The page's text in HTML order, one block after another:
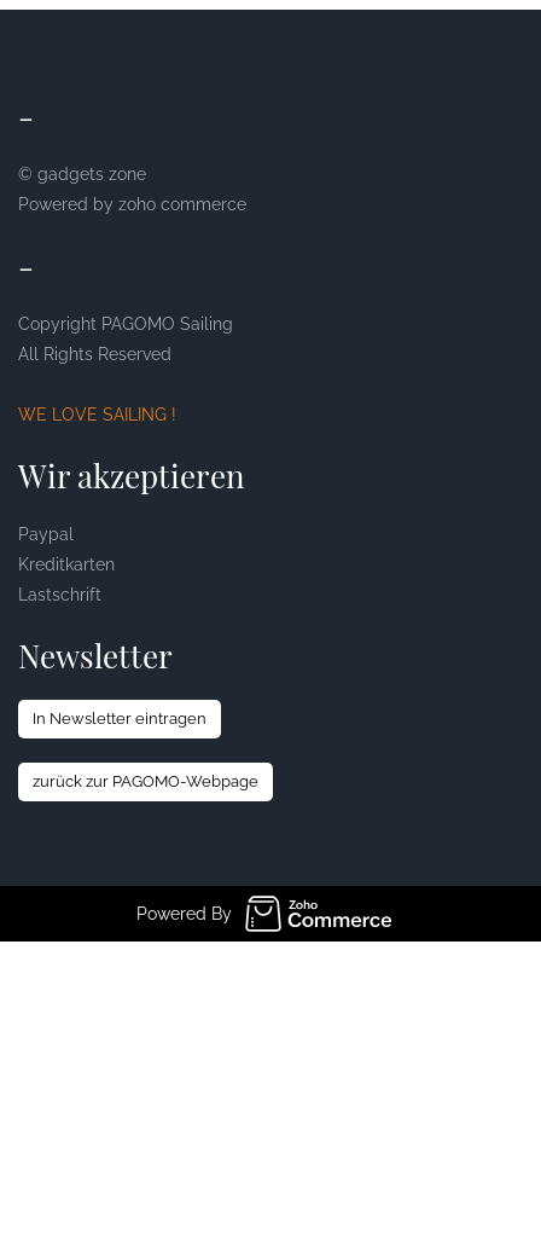
-
© gadgets zone
Powered by zoho commerce
-
Copyright PAGOMO Sailing
All Rights Reserved
WE LOVE SAILING !
Wir akzeptieren
Paypal
Kreditkarten
Lastschrift
Newsletter
In Newsletter eintragen
zurück zur PAGOMO-Webpage
Powered By